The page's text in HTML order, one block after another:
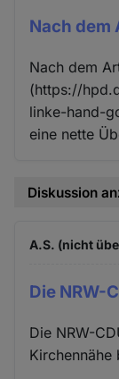
Nach dem
Nach dem
(https://
linke-hand-
eine nette
Diskussion
A.S. (nicht
Die NRW-
Die NRW-
Kirchennähe